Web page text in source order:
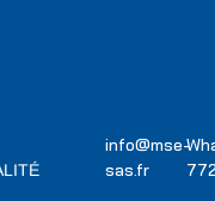
info@mse-
sas.fr